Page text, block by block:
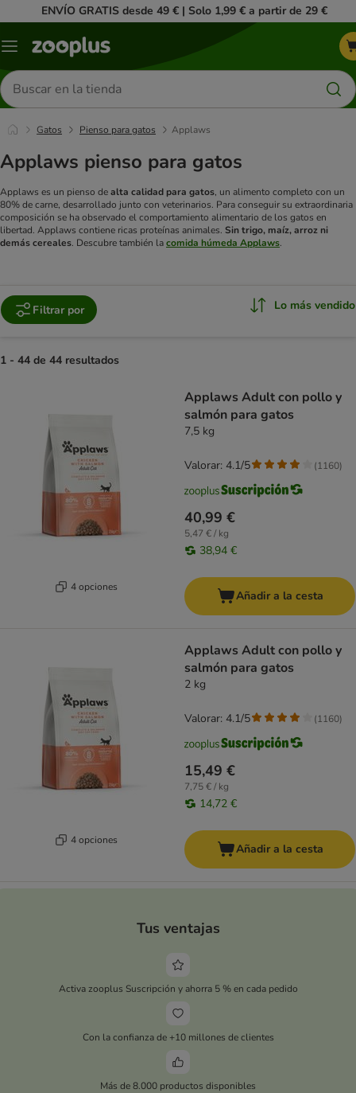
ENVÍO GRATIS desde 49 € | Solo 1,99 € a partir de 29 €
Menú
Buscar
productos
Gatos Pienso para gatos Applaws
Applaws pienso para gatos
Applaws es un pienso dealta calidad para gatos, un alimento completo con un
80% de carne, desarrollado junto con veterinarios. Para conseguir su extraordinaria
composición se ha observado el comportamiento alimentario de los gatos en
libertad. Applaws contiene ricas proteínas animales. Sin trigo, maíz, arroz ni
demás cereales. Descubre también lacomida húmeda Applaws.
Filtrar por Lo más vendido
1 - 44 de 44 resultados
4 opciones
Applaws Adult con pollo y
salmón para gatos
7,5 kg
40,99 €
5,47 € / kg
38,94 €
Valorar: 4.1/5 (1160)
Añadir a la cesta
4 opciones
Applaws Adult con pollo y
salmón para gatos
2 kg
15,49 €
7,75 € / kg
14,72 €
Valorar: 4.1/5 (1160)
Añadir a la cesta
Tus ventajas
Activa zooplus Suscripción y ahorra 5 % en cada pedido
Con la confianza de +10 millones de clientes
Más de 8.000 productos disponibles